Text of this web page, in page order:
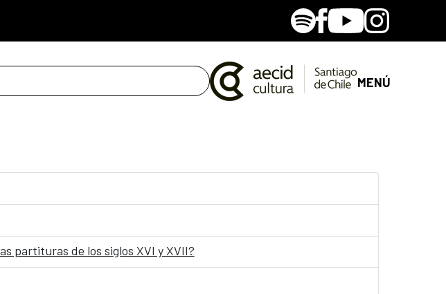
SpotifyFacebook
YoutubeInstagram
MENÚ
partituras de los siglos XVI y XVII?